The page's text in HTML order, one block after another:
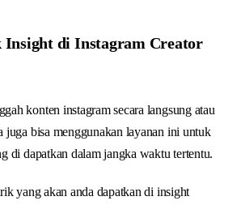
Insight di Instagram Creator
konten instagram secara langsung atau
juga bisa menggunakan layanan ini untuk
di dapatkan dalam jangka waktu tertentu.
yang akan anda dapatkan di insight